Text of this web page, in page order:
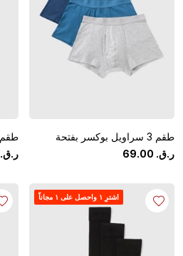
طقم 3 سراويل بوكسر بفتحة
ر.ق.
69.00
طقم 3 جوارب مخطط مبطن
ر.ق.
اشترِ ١ واحصل على ١ مجاناً